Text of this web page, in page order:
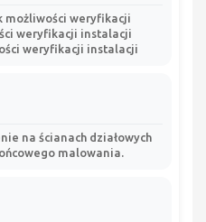
możliwości weryfikacji
weryfikacji instalacji
weryfikacji instalacji
na ścianach działowych
malowania.